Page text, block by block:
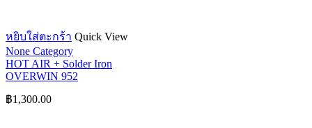
หยิบใส่ตะกร้า Quick View
None Category
HOT AIR + Solder Iron
OVERWIN 952
฿1,300.00